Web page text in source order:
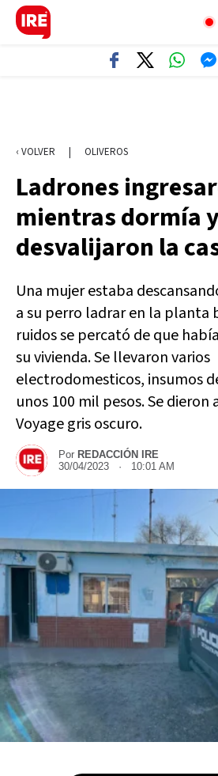
‹ VOLVER | OLIVEROS
Ladrones
mientras dormía
desvalijaron la
Una mujer estaba
a su perro ladrar en la planta
ruidos se percató de que
su vivienda. Se llevaron varios
electrodomesticos, insumos
unos 100 mil pesos. Se dieron
Voyage gris oscuro.
Por REDACCIÓN IRE
30/04/2023 · 10:01 AM